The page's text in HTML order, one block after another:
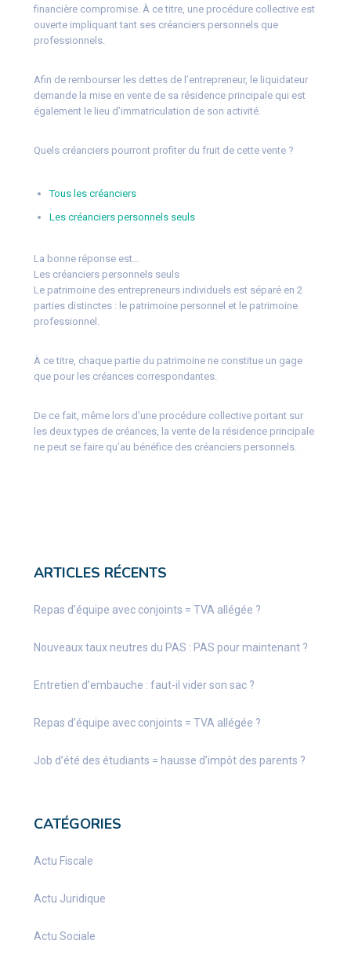
financière compromise. À ce titre, une procédure collective est
ouverte impliquant tant ses créanciers personnels que
professionnels.
Afin de rembourser les dettes de l’entrepreneur, le liquidateur
demande la mise en vente de sa résidence principale qui est
également le lieu d’immatriculation de son activité.
Quels créanciers pourront profiter du fruit de cette vente ?
Tous les créanciers
Les créanciers personnels seuls
La bonne réponse est…
Les créanciers personnels seuls
Le patrimoine des entrepreneurs individuels est séparé en 2
parties distinctes : le patrimoine personnel et le patrimoine
professionnel.
À ce titre, chaque partie du patrimoine ne constitue un gage
que pour les créances correspondantes.
De ce fait, même lors d’une procédure collective portant sur
les deux types de créances, la vente de la résidence principale
ne peut se faire qu’au bénéfice des créanciers personnels.
ARTICLES RÉCENTS
Repas d’équipe avec conjoints = TVA allégée ?
Nouveaux taux neutres du PAS : PAS pour maintenant ?
Entretien d’embauche : faut-il vider son sac ?
Repas d’équipe avec conjoints = TVA allégée ?
Job d’été des étudiants = hausse d’impôt des parents ?
CATÉGORIES
Actu Fiscale
Actu Juridique
Actu Sociale